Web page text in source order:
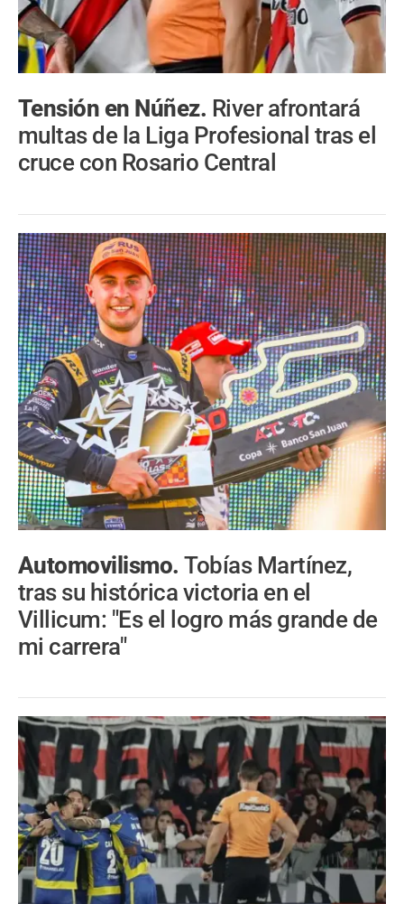
Tensión en Núñez. River afrontará
multas de la Liga Profesional tras el
cruce con Rosario Central
Automovilismo.Tobías Martínez,
tras su histórica victoria en el
Villicum: "Es el logro más grande de
mi carrera"